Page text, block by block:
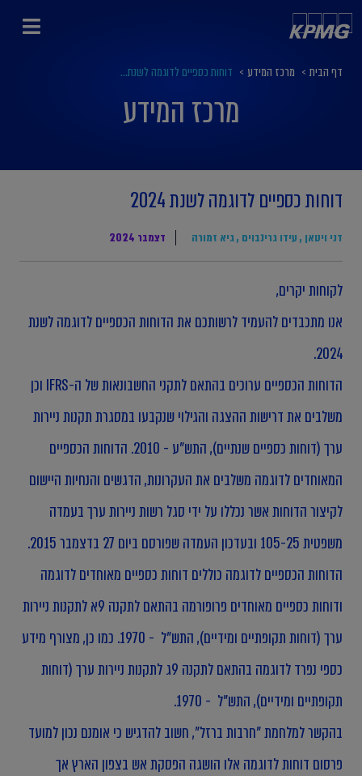
דף הבית > מרכז המידע > דוחות כספיים לדוגמה לשנת...
מרכז המידע
דוחות כספיים לדוגמה לשנת 2024
דני ויטאן , עידו גרינבוים ,גיא זמורה דצמבר 2024
לקוחות יקרים,
אנו מתכבדים להעמיד לרשותכם את הדוחות הכספיים לדוגמה לשנת
2024.
הדוחות הכספיים ערוכים בהתאם לתקני החשבונאות של ה-IFRS וכן
משלבים את דרישות ההצגה והגילוי שנקבעו במסגרת תקנות ניירות
ערך (דוחות כספיים שנתיים), התש"ע - 2010. הדוחות הכספיים
המאוחדים לדוגמה משלבים את העקרונות, הדגשים והנחיות היישום
לקיצור הדוחות אשר נכללו על ידי סגל רשות ניירות ערך בעמדה
משפטית 105-25 ובעדכון העמדה שפורסם ביום 27 בדצמבר 2015.
הדוחות הכספיים לדוגמה כוללים דוחות כספיים מאוחדים לדוגמה
ודוחות כספיים מאוחדים פרופורמה בהתאם לתקנה 9א לתקנות ניירות
ערך (דוחות תקופתיים ומידיים), התש"ל - 1970. כמו כן, מצורף מידע
כספי נפרד לדוגמה בהתאם לתקנה 9ג לתקנות ניירות ערך (דוחות
תקופתיים ומידיים), התש"ל - 1970.
בהקשר למלחמת "חרבות ברזל", חשוב להדגיש כי אומנם נכון למועד
פרסום דוחות לדוגמה אלו הושגה הפסקת אש בצפון הארץ אך